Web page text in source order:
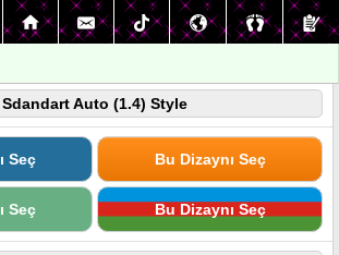
Sdandart Auto (1.4) Style
Seç Bu Dizaynı Seç
Seç Bu Dizaynı Seç